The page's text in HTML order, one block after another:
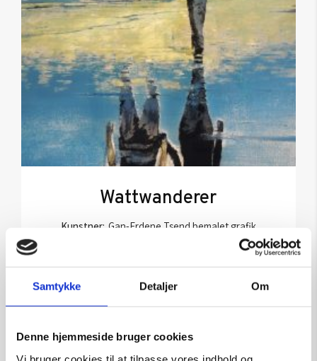
Samtykke Detaljer Om
Denne hjemmeside bruger cookies
Wattwanderer
Kunstner: Gan-Erdene Tsend bemalet grafik
kr.11.250,00
Tilføj til kurv